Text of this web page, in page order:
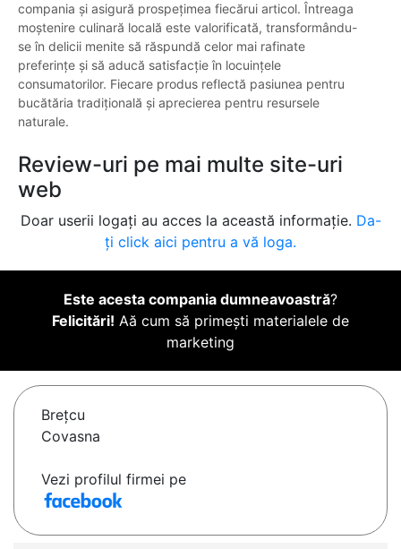
compania și asigură prospețimea fiecărui articol. Întreaga
moștenire culinară locală este valorificată, transformându-
se în delicii menite să răspundă celor mai rafinate
preferințe și să aducă satisfacție în locuințele
consumatorilor. Fiecare produs reflectă pasiunea pentru
bucătăria tradițională și aprecierea pentru resursele
naturale.
Review-uri pe mai multe site-uri
web
Doar userii logați au acces la această informație. Da-
ți click aici pentru a vă loga.
Este acesta compania dumneavoastră?
Felicitări! Aă cum să primești materialele de
marketing
Breţcu
Covasna
Vezi profilul firmei pe